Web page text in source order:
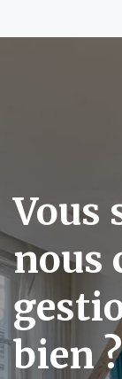
Vous
nous
bien ?